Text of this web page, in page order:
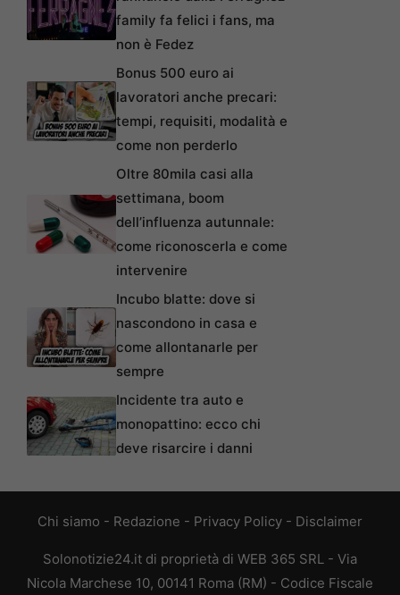
family fa felici i fans, ma
non è Fedez
Bonus 500 euro ai
lavoratori anche precari:
tempi, requisiti, modalità e
come non perderlo
Oltre 80mila casi alla
settimana, boom
dell’influenza autunnale:
come riconoscerla e come
intervenire
Incubo blatte: dove si
nascondono in casa e
come allontanarle per
sempre
Incidente tra auto e
monopattino: ecco chi
deve risarcire i danni
Chi siamo - Redazione - Privacy Policy - Disclaimer
Solonotizie24.it di proprietà di WEB 365 SRL - Via
Nicola Marchese 10, 00141 Roma (RM) - Codice Fiscale